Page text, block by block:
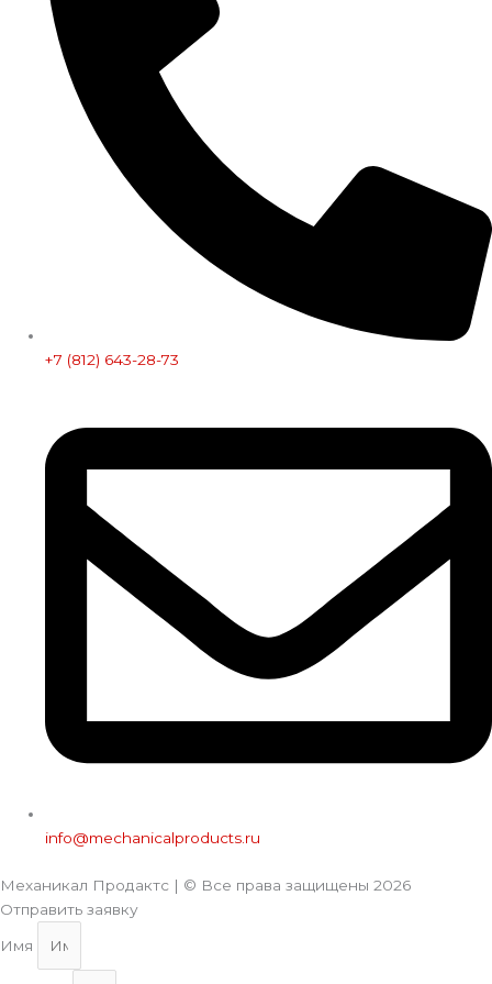
+7 (812) 643-28-73
info@mechanicalproducts.ru
Механикал Продактс | © Все права защищены 2026
Отправить заявку
Имя